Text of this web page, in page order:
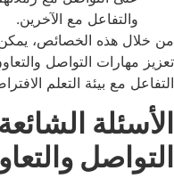
والتفاعل مع الآخرين.
من خلال هذه الخصائص، يمكن
تعزيز مهارات التواصل
التفاعل مع بيئة التعلم
الأسئلة
التواصل